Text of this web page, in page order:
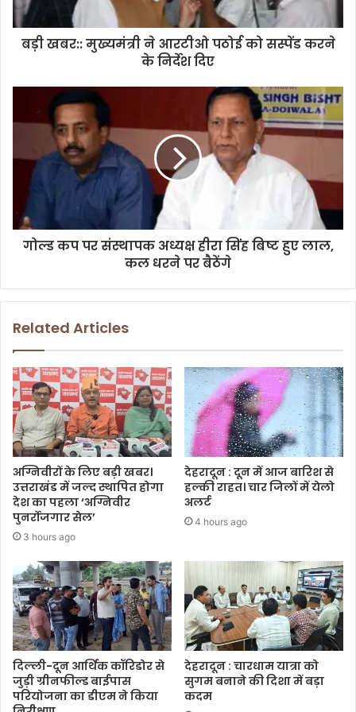
a
d
बड़ी खबर:: मुख्यमंत्री ने आरटीओ पठोई को सस्पेंड करने
के निर्देश दिए
गोल्ड कप पर संस्थापक अध्यक्ष हीरा सिंह बिष्ट हुए लाल,
कल धरने पर बैठेंगे
Related Articles
अग्निवीरों के लिए बड़ी खबर।
उत्तराखंड में जल्द स्थापित होगा
देश का पहला ‘अग्निवीर
पुनर्रोजगार सेल’
3 hours ago
देहरादून : दून में आज बारिश से
हल्की राहत। चार जिलों में येलो
अलर्ट
4 hours ago
दिल्ली-दून आर्थिक कॉरिडोर से
जुड़ी ग्रीनफील्ड बाईपास
परियोजना का डीएम ने किया
देहरादून : चारधाम यात्रा को
सुगम बनाने की दिशा में बड़ा
कदम